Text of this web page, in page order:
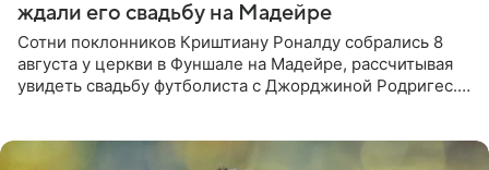
ждали его свадьбу на Мадейре
Сотни поклонников Криштиану Роналду собрались 8
августа у церкви в Фуншале на Мадейре, рассчитывая
увидеть свадьбу футболиста с Джорджиной Родригес.